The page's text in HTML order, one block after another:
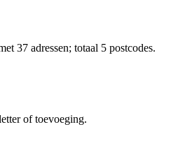
37 adressen; totaal 5 postcodes.
of toevoeging.